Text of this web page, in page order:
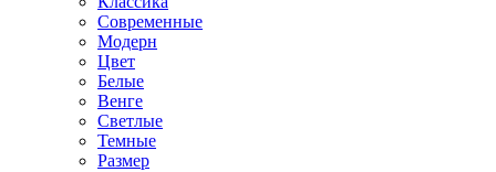
Современные
Модерн
Цвет
Белые
Венге
Светлые
Темные
Размер